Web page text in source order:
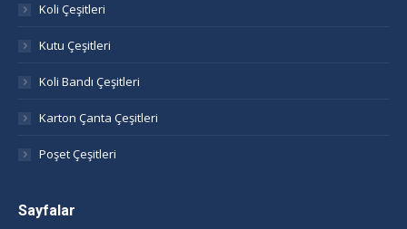
new
window
new
window
new
window
Koli Çeşitleri
Kutu Çeşitleri
Koli Bandı Çeşitleri
Karton Çanta Çeşitleri
Poşet Çeşitleri
Sayfalar